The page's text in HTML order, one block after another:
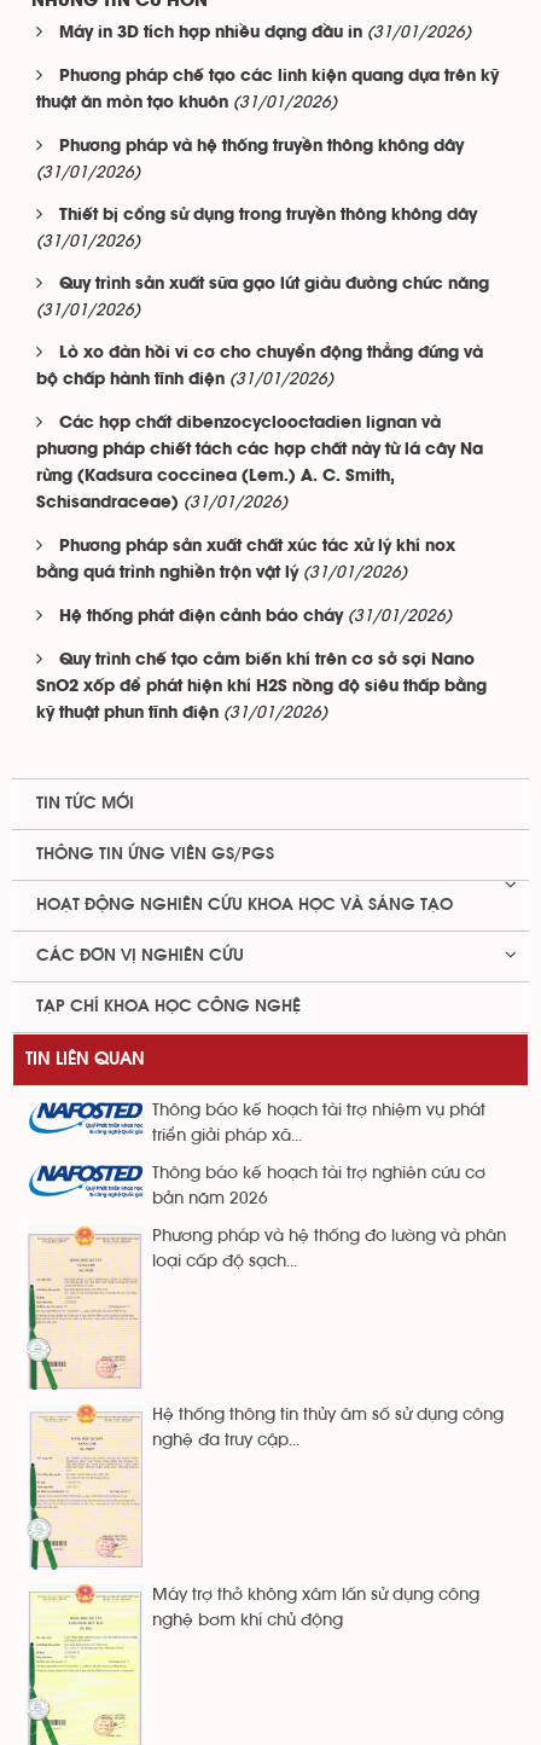
Máy in 3D tích hợp nhiều dạng đầu in (31/01/2026)
Phương pháp chế tạo các linh kiện quang dựa trên kỹ
thuật ăn mòn tạo khuôn (31/01/2026)
Phương pháp và hệ thống truyền thông không dây
(31/01/2026)
Thiết bị cổng sử dụng trong truyền thông không dây
(31/01/2026)
Quy trình sản xuất sữa gạo lứt giàu đường chức năng
(31/01/2026)
Lò xo đàn hồi vi cơ cho chuyển động thẳng đứng và
bộ chấp hành tĩnh điện (31/01/2026)
Các hợp chất dibenzocyclooctadien lignan và
phương pháp chiết tách các hợp chất này từ lá cây Na
rừng (Kadsura coccinea (Lem.) A. C. Smith,
Schisandraceae) (31/01/2026)
Phương pháp sản xuất chất xúc tác xử lý khí nox
bằng quá trình nghiền trộn vật lý (31/01/2026)
Hệ thống phát điện cảnh báo cháy (31/01/2026)
Quy trình chế tạo cảm biến khí trên cơ sở sợi Nano
SnO2 xốp để phát hiện khí H2S nồng độ siêu thấp bằng
kỹ thuật phun tĩnh điện (31/01/2026)
TIN TỨC MỚI
THÔNG TIN ỨNG VIÊN GS/PGS
HOẠT ĐỘNG NGHIÊN CỨU KHOA HỌC VÀ SÁNG TẠO
CÁC ĐƠN VỊ NGHIÊN CỨU
TẠP CHÍ KHOA HỌC CÔNG NGHỆ
TIN LIÊN QUAN
Thông báo kế hoạch tài trợ nhiệm vụ phát
triển giải pháp xã...
Thông báo kế hoạch tài trợ nghiên cứu cơ
bản năm 2026
Phương pháp và hệ thống đo lường và phân
loại cấp độ sạch...
Hệ thống thông tin thủy âm số sử dụng công
nghệ đa truy cập...
Máy trợ thở không xâm lấn sử dụng công
nghệ bơm khí chủ động